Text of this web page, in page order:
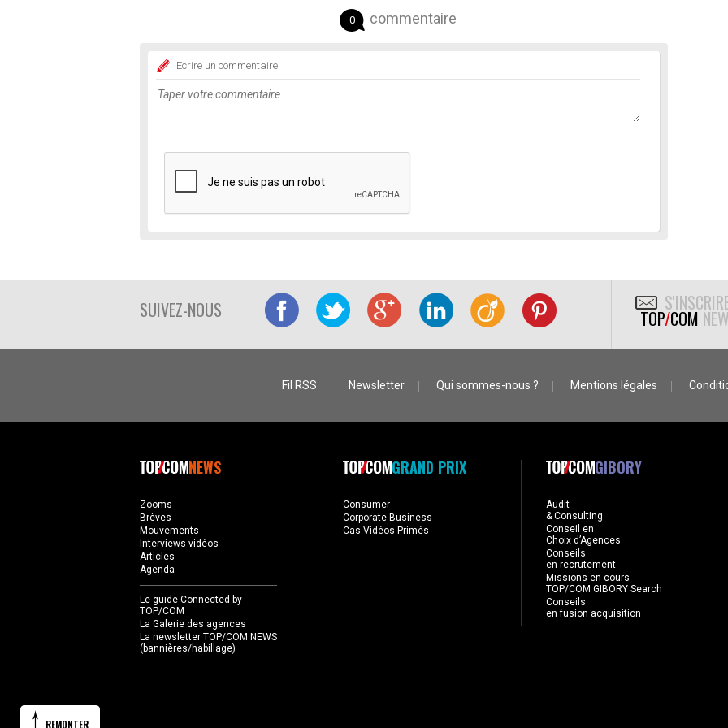
0 commentaire
Ecrire un commentaire
SUIVEZ-NOUS TOP/COM
Fil RSS Newsletter Qui sommes-nous ? Mentions légales
NEWS
Zooms
Brèves
Mouvements
Interviews vidéos
Articles
Agenda
Le guide Connected by
TOP/COM
La Galerie des agences
La newsletter TOP/COM NEWS
(bannières/habillage)
GRAND PRIX
Consumer
Corporate Business
Cas Vidéos Primés
GIBORY
Audit
& Consulting
Conseil en
Choix d’Agences
Conseils
en recrutement
Missions en cours
TOP/COM GIBORY Search
Conseils
en fusion acquisition
REMONTER